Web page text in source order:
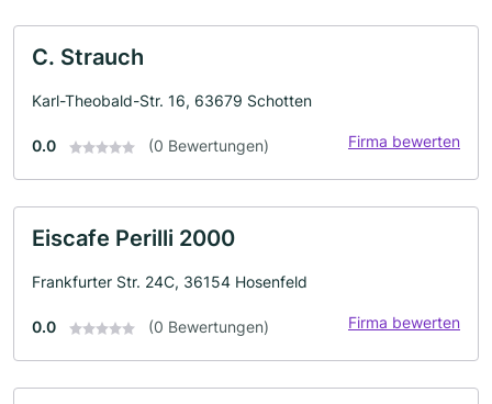
C. Strauch
Karl-Theobald-Str. 16, 63679 Schotten
0.0 (0 Bewertungen) Firma bewerten
Eiscafe Perilli 2000
Frankfurter Str. 24C, 36154 Hosenfeld
0.0 (0 Bewertungen) Firma bewerten